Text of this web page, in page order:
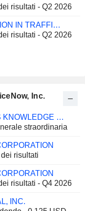
risultati - Q2 2026
INIT INNOVATION IN TRAFFIC SYSTEMS SE
risultati - Q2 2026
Inc.
INVENTURUS KNOWLEDGE SOLUTIONS LIMITED
straordinaria
risultati
risultati - Q4 2026
INC.